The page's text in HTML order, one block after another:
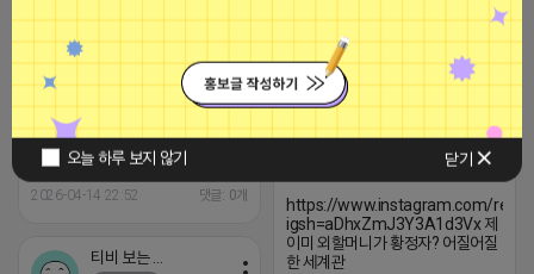
오늘 하루 보지 않기 닫기
2026-04-14 22:52 댓글: 0개
https://www.instagram.com/reel/
igsh=aDhxZmJ3Y3A1d3Vx 제
이미 외할머니가 황정자? 어질어질
한 세계관